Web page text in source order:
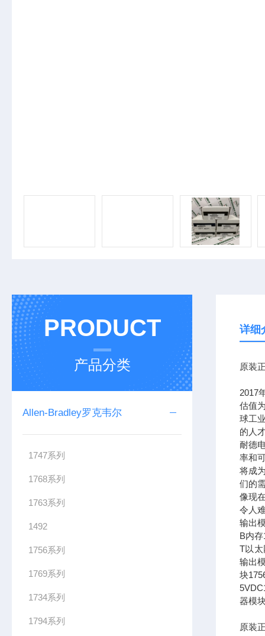
PRODUCT
产品分类
Allen-Bradley罗克韦尔
1747系列
1768系列
1763系列
1492
1756系列
1769系列
1734系列
1794系列
详细
原装
2017
估值
球工
的人
耐德
率和
将成
们的
像现
令人
输出
B内
T以太
输出
块
器模
原装